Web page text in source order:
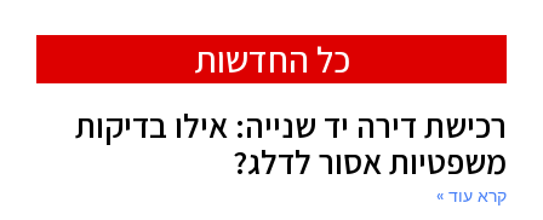
כל החדשות
רכישת דירה יד שנייה: אילו בדיקות
משפטיות אסור לדלג?
קרא עוד »